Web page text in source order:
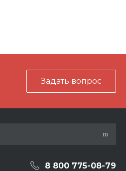
Задать вопрос
8 800 775-08-79